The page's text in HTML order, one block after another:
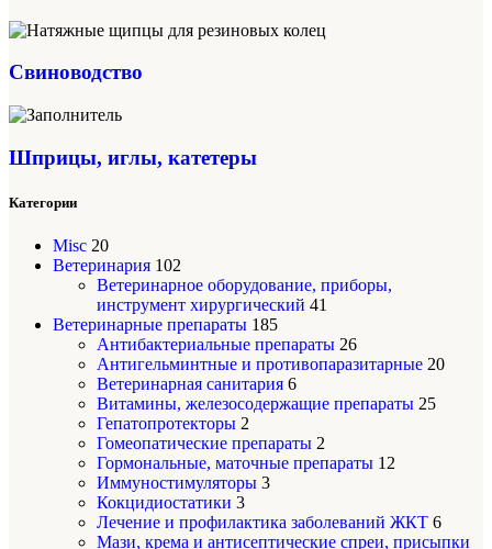
Свиноводство
Шприцы, иглы, катетеры
Категории
Misc 20
Ветеринария 102
Ветеринарное оборудование, приборы,
инструмент хирургический 41
Ветеринарные препараты 185
Антибактериальные препараты 26
Антигельминтные и противопаразитарные 20
Ветеринарная санитария 6
Витамины, железосодержащие препараты 25
Гепатопротекторы 2
Гомеопатические препараты 2
Гормональные, маточные препараты 12
Иммуностимуляторы 3
Кокцидиостатики 3
Лечение и профилактика заболеваний ЖКТ 6
Мази, крема и антисептические спреи, присыпки